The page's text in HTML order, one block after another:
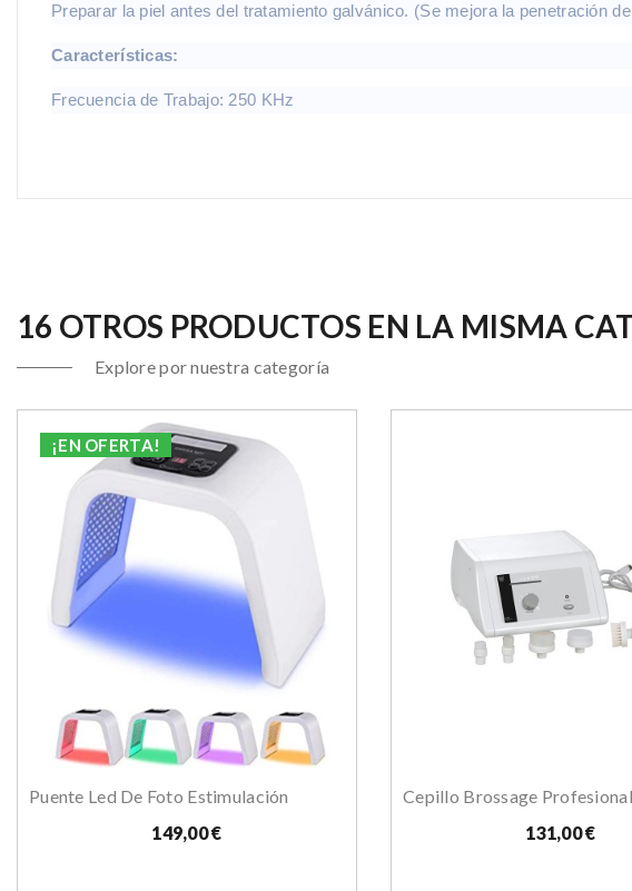
Preparar la piel antes del tratamiento galvánico. (Se mejora la penetración
Características:
Frecuencia de Trabajo: 250 KHz
16 OTROS PRODUCTOS EN LA MISMA
Explore por nuestra categoría
¡EN OFERTA!
Puente Led De Foto Estimulación
149,00 €
Cepillo Brossage Profesional
131,00 €